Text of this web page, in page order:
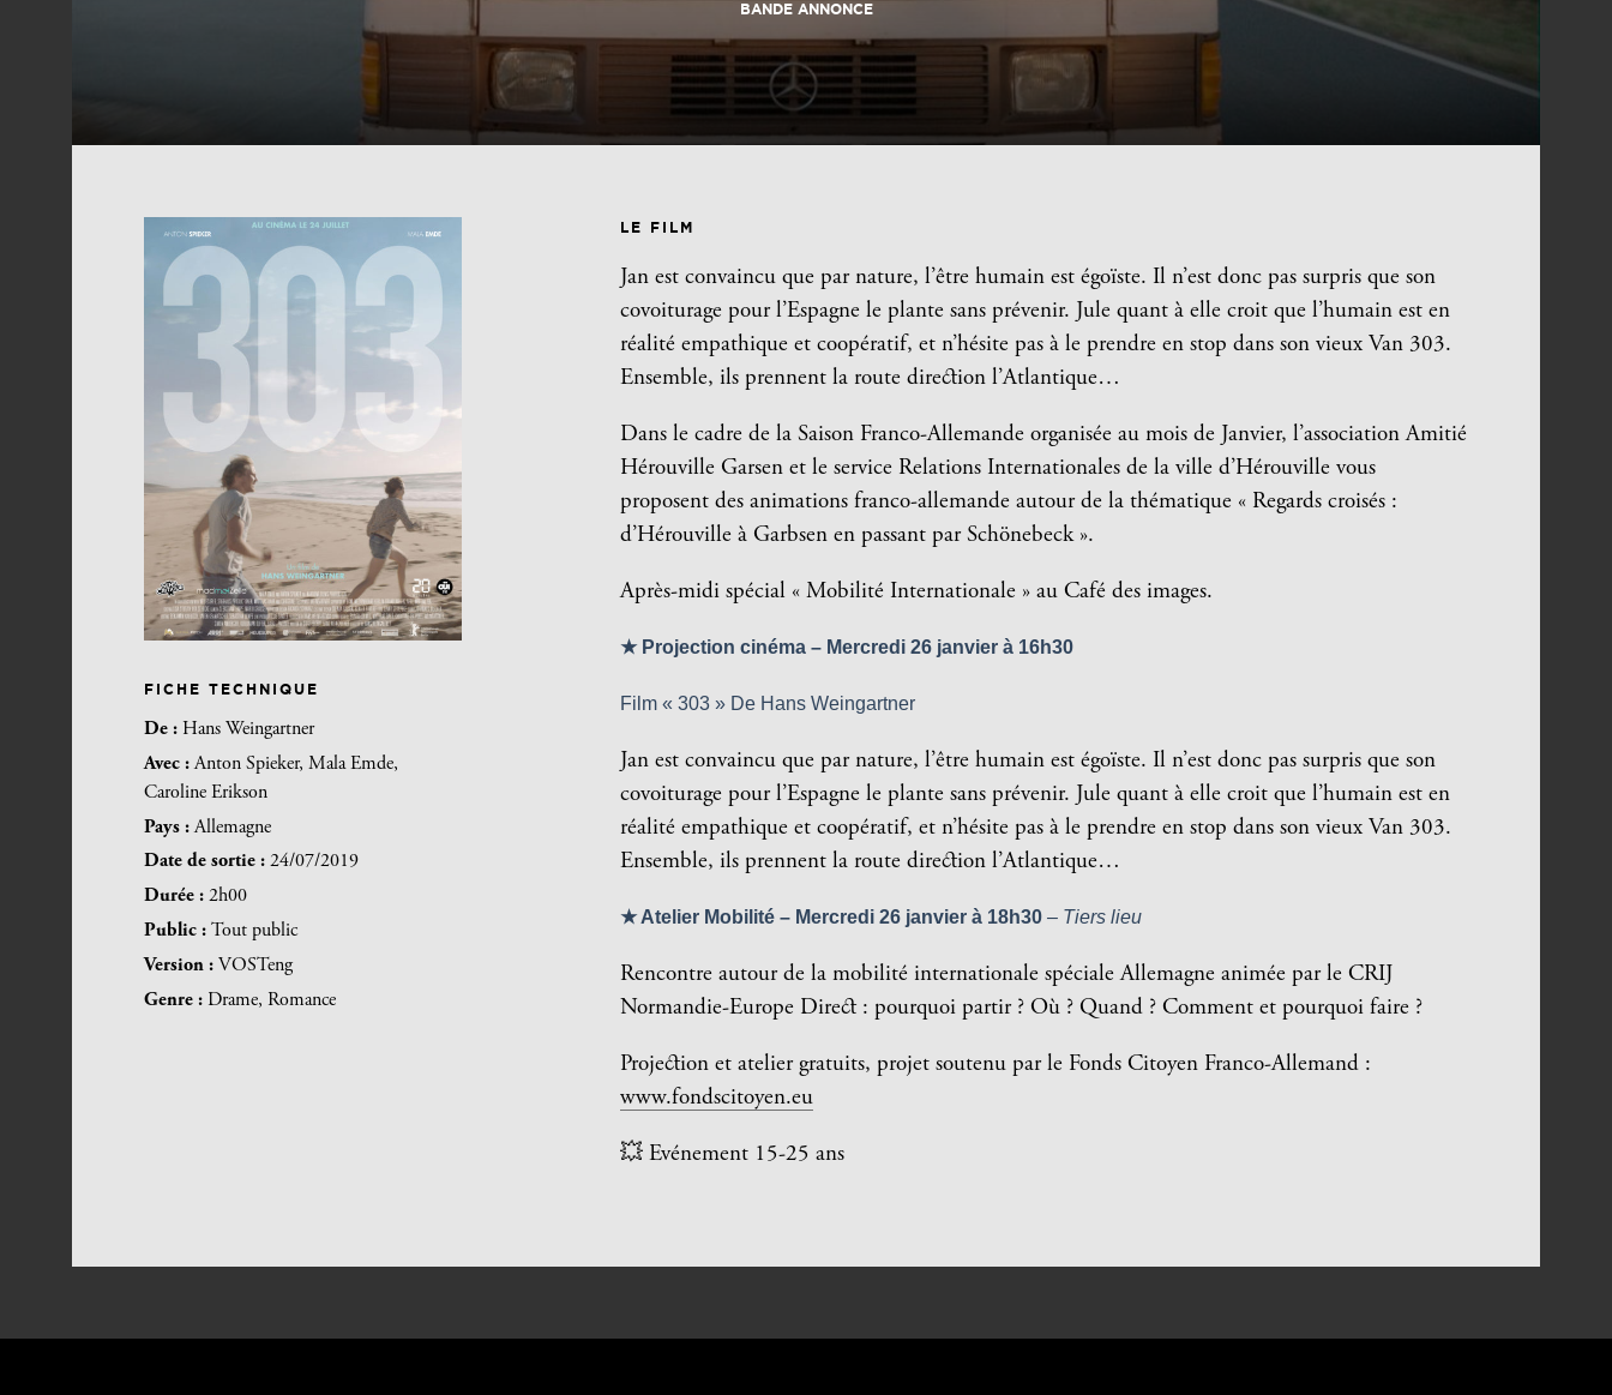
BANDE ANNONCE
FICHE TECHNIQUE
De : Hans Weingartner
Avec :Anton Spieker, Mala Emde,
Caroline Erikson
Pays :Allemagne
Date de sortie : 24/07/2019
Durée : 2h00
Public : Tout public
Version : VOSTeng
Genre : Drame, Romance
LE FILM
Jan est convaincu que par nature, l’être humain est égoïste. Il n’est donc pas surpris que son
covoiturage pour l’Espagne le plante sans prévenir. Jule quant à elle croit que l’humain est en
réalité empathique et coopératif, et n’hésite pas à le prendre en stop dans son vieux Van 303.
Ensemble, ils prennent la route direction l’Atlantique…
Dans le cadre de la Saison Franco-Allemande organisée au mois de Janvier, l’association Amitié
Hérouville Garsen et le service Relations Internationales de la ville d’Hérouville vous
proposent des animations franco-allemande autour de la thématique « Regards croisés :
d’Hérouville à Garbsen en passant par Schönebeck ».
Après-midi spécial « Mobilité Internationale » au Café des images.
★ Projection cinéma – Mercredi 26 janvier à 16h30
Film « 303 » De Hans Weingartner
Jan est convaincu que par nature, l’être humain est égoïste. Il n’est donc pas surpris que son
covoiturage pour l’Espagne le plante sans prévenir. Jule quant à elle croit que l’humain est en
réalité empathique et coopératif, et n’hésite pas à le prendre en stop dans son vieux Van 303.
Ensemble, ils prennent la route direction l’Atlantique…
★ Atelier Mobilité – Mercredi 26 janvier à 18h30– Tiers lieu
Rencontre autour de la mobilité internationale spéciale Allemagne animée par le CRIJ
Normandie-Europe Direct : pourquoi partir ? Où ? Quand ? Comment et pourquoi faire ?
Projection et atelier gratuits, projet soutenu par le Fonds Citoyen Franco-Allemand :
www.fondscitoyen.eu
💥 Evénement 15-25 ans